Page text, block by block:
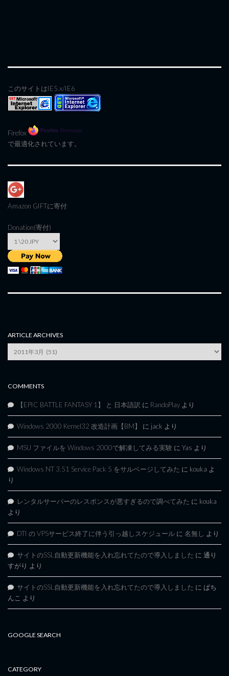
このサイトはIE5.x/IE6
Firefox
で最適化されています。
Amazon GIFTに寄付
Donation(寄付)
ARTICLE ARCHIVES
Archives
COMMENTS
【EPIC BATTLE FANTASY 1】 と 日本語訳 に RandoPlay より
Windows 2000 Kernel32 改造計画【BM】 に jack より
MSU ファイルを Windows 2000で解凍してみる実験 に Yas より
Windows NT 3.51 Service Pack 5 をサルベージしてみた に kouka よ
り
レンタルサーバーのレスポンスが悪すぎるので調べてみた に kouka
より
DTI の VPSサービス終了に伴う引っ越しスケジュール に 名無し より
サイトのSSL自動更新機能を入れ忘れてたので導入しました に 通り
すがり より
サイトのSSL自動更新機能を入れ忘れてたので導入しました に ぱち
んこ より
GOOGLE SEARCH
CATEGORY